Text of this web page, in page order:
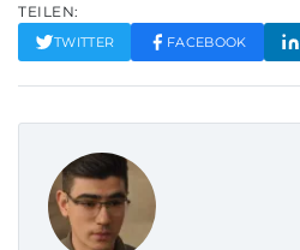
TEILEN:
TWITTER FACEBOOK